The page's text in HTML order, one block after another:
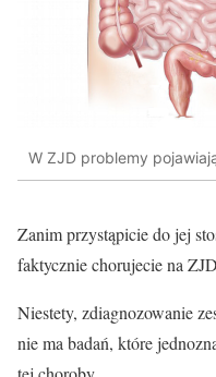
W ZJD problemy
Zanim przystąpicie do jej
faktycznie chorujecie na
Niestety, zdiagnozowanie
nie ma badań, które